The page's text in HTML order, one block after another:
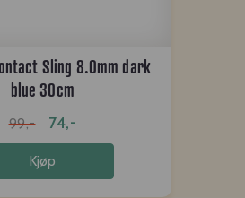
Sling 8.0mm dark
blue 30cm
99,- 74,-
Kjøp